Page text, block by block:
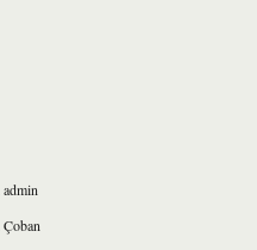
admin
Çoban